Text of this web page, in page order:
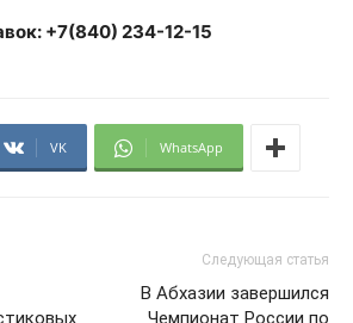
+7(840) 234-12-15
VK WhatsApp
Следующая статья
В Абхазии завершился
Чемпионат России по